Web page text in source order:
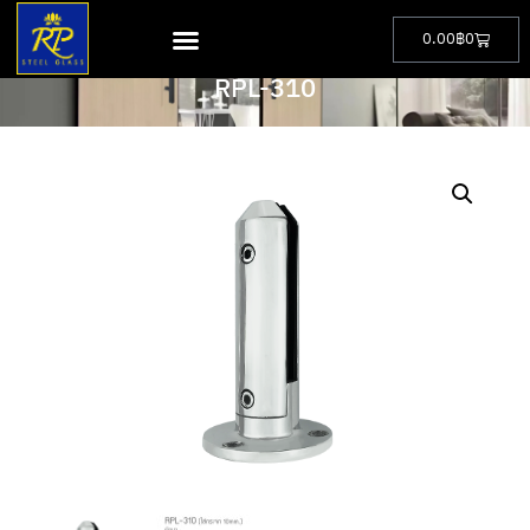
0.00฿0
RPL-310